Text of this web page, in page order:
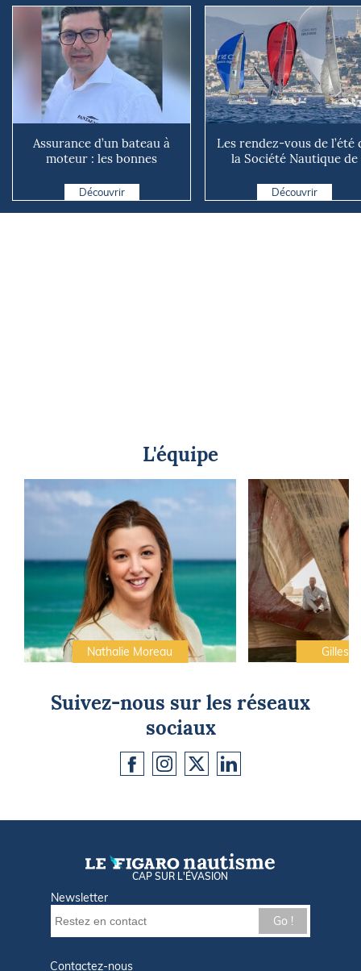
Assurance d’un bateau à
moteur : les bonnes
d...
Découvrir
Les rendez-vous de l’été
la Société Nautique de
Découvrir
L'équipe
Nathalie Moreau Gilles
Suivez-nous sur les réseaux
sociaux
CAP SUR L'ÉVASION
Newsletter
Go !
Contactez-nous